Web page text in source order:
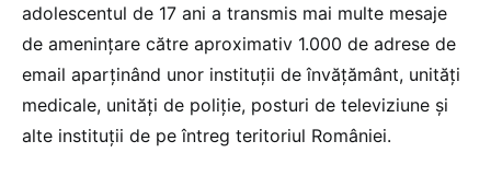
adolescentul de 17 ani a transmis mai multe mesaje
de amenințare către aproximativ 1.000 de adrese de
email aparținând unor instituții de învățământ, unități
medicale, unități de poliție, posturi de televiziune și
alte instituții de pe întreg teritoriul României.